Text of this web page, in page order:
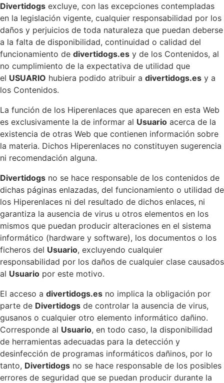
Divertidogs excluye, con las excepciones contempladas
en la legislación vigente, cualquier responsabilidad por los
daños y perjuicios de toda naturaleza que puedan deberse
a la falta de disponibilidad, continuidad o calidad del
funcionamiento de divertidogs.es y de los Contenidos, al
no cumplimiento de la expectativa de utilidad que
el USUARIO hubiera podido atribuir a divertidogs.es y a
los Contenidos.
La función de los Hiperenlaces que aparecen en esta Web
es exclusivamente la de informar al Usuario acerca de la
existencia de otras Web que contienen información sobre
la materia. Dichos Hiperenlaces no constituyen sugerencia
ni recomendación alguna.
Divertidogs no se hace responsable de los contenidos de
dichas páginas enlazadas, del funcionamiento o utilidad de
los Hiperenlaces ni del resultado de dichos enlaces, ni
garantiza la ausencia de virus u otros elementos en los
mismos que puedan producir alteraciones en el sistema
informático (hardware y software), los documentos o los
ficheros del Usuario, excluyendo cualquier
responsabilidad por los daños de cualquier clase causados
al Usuario por este motivo.
El acceso a divertidogs.es no implica la obligación por
parte de Divertidogs de controlar la ausencia de virus,
gusanos o cualquier otro elemento informático dañino.
Corresponde al Usuario, en todo caso, la disponibilidad
de herramientas adecuadas para la detección y
desinfección de programas informáticos dañinos, por lo
tanto, Divertidogs no se hace responsable de los posibles
errores de seguridad que se puedan producir durante la